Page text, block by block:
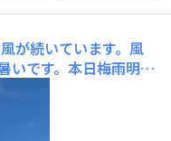
が続いています。風
いです。本日梅雨明け
でした。